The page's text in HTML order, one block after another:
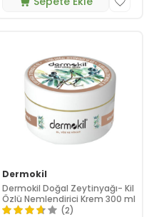
Dermokil
Dermokil Doğal Zeytinyağı- Kil
Özlü Nemlendirici Krem 300 ml
(2)